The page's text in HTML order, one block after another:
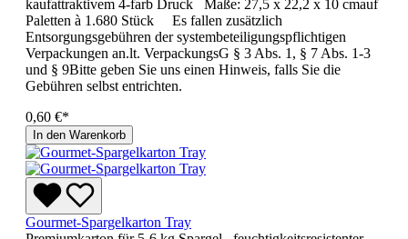
kaufattraktivem 4-farb Druck Maße: 27,5 x 22,2 x 10 cmauf
Paletten à 1.680 Stück Es fallen zusätzlich
Entsorgungsgebühren der systembeteiligungspflichtigen
Verpackungen an.lt. VerpackungsG § 3 Abs. 1, § 7 Abs. 1-3
und § 9Bitte geben Sie uns einen Hinweis, falls Sie die
Gebühren selbst entrichten.
0,60 €*
In den Warenkorb
Gourmet-Spargelkarton Tray